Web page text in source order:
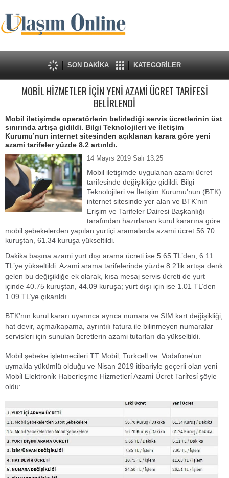
SON DAKİKA KATEGORİLER
MOBİL HİZMETLER İÇİN YENİ AZAMİ ÜCRET TARİFESİ
BELİRLENDİ
Mobil iletişimde operatörlerin belirlediği servis ücretlerinin üst
sınırında artışa gidildi. Bilgi Teknolojileri ve İletişim
Kurumu’nun internet sitesinden açıklanan karara göre yeni
azami tarifeler yüzde 8.2 artırıldı.
14 Mayıs 2019 Salı 13:25
Mobil iletişimde uygulanan azami ücret
tarifesinde değişikliğe gidildi. Bilgi
Teknolojileri ve İletişim Kurumu’nun (BTK)
internet sitesinde yer alan ve BTK’nın
Erişim ve Tarifeler Dairesi Başkanlığı
tarafından hazırlanan kurul kararına göre
mobil şebekelerden yapılan yurtiçi aramalarda azami ücret 56.70
kuruştan, 61.34 kuruşa yükseltildi.
Dakika başına azami yurt dışı arama ücreti ise 5.65 TL’den, 6.11
TL’ye yükseltildi. Azami arama tarifelerinde yüzde 8.2’lik artışa denk
gelen bu değişikliğe ek olarak, kısa mesaj servis ücreti de yurt
içinde 40.75 kuruştan, 44.09 kuruşa; yurt dışı için ise 1.01 TL’den
1.09 TL’ye çıkarıldı.
BTK’nın kurul kararı uyarınca ayrıca numara ve SIM kart değişikliği,
hat devir, açma/kapama, ayrıntılı fatura ile bilinmeyen numaralar
servisleri için sunulan ücretlerin azami tutarları da yükseltildi.
Mobil şebeke işletmecileri TT Mobil, Turkcell ve Vodafone'un
uymakla yükümlü olduğu ve Nisan 2019 itibariyle geçerli olan yeni
Mobi̇l Elektroni̇k Haberleşme Hi̇zmetleri̇ Azami̇ Ücret Tari̇fesi̇ şöyle
oldu: